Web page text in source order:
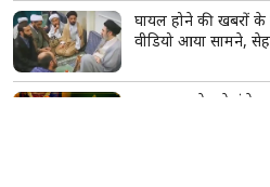
बेडशीट से आती है
तरीकों से करें दूर
MS Dhoni को BCCI